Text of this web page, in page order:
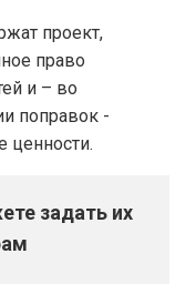
проект,
право
и – во
поправок -
ценности.
задать их